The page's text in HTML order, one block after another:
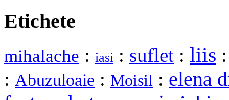
Etichete
mihalache : iasi : suflet : liis
: Abuzuloaie : Moisil : elena